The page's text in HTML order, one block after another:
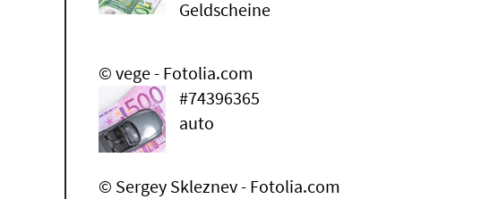
Geldscheine
© vege - Fotolia.com
#74396365
auto
© Sergey Skleznev - Fotolia.com